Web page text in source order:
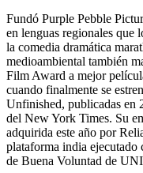
Fundó Purple Pebble
en lenguas regionales que
la comedia dramática
medioambiental también
Film Award a mejor
cuando finalmente se
Unfinished, publicadas en
del New York Times. Su
adquirida este año por
plataforma india ejecutado
de Buena Voluntad de